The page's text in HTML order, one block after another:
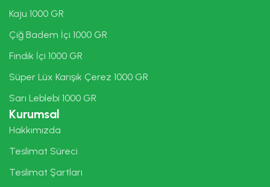
Kaju 1000 GR
Çiğ Badem İçi 1000 GR
Fındık İçi 1000 GR
Süper Lüx Karışık Çerez 1000 GR
Sarı Leblebi 1000 GR
Kurumsal
Hakkımızda
Teslimat Süreci
Teslimat Şartları